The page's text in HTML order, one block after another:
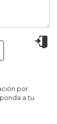
por
a tu